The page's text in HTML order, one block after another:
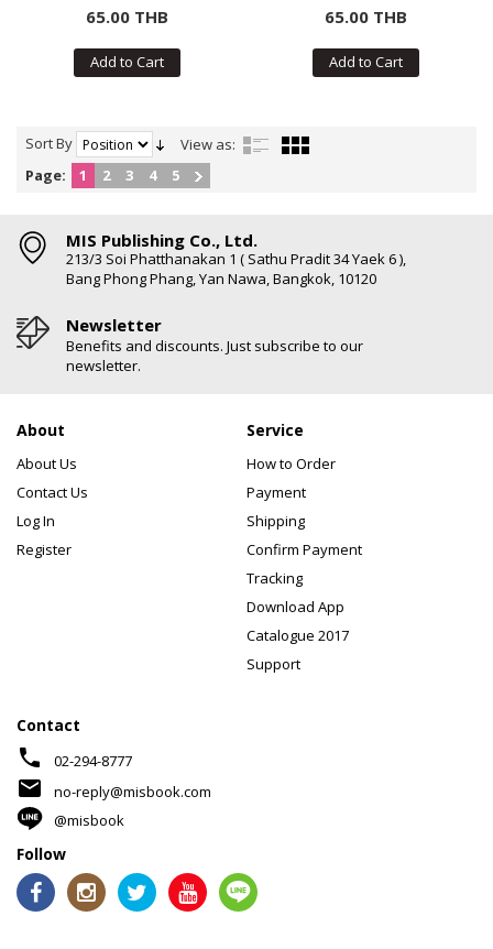
65.00 THB
Add to Cart
65.00 THB
Add to Cart
Sort By
View as:
Page:
1 2 3 4 5
MIS Publishing Co., Ltd.
213/3 Soi Phatthanakan 1 ( Sathu Pradit 34 Yaek 6 ),
Bang Phong Phang, Yan Nawa, Bangkok, 10120
Newsletter
Benefits and discounts. Just subscribe to our
newsletter.
About
About Us
Contact Us
Log In
Register
Service
How to Order
Payment
Shipping
Confirm Payment
Tracking
Download App
Catalogue 2017
Support
Contact
phone 02-294-8777
mail
no-reply@misbook.com
@misbook
Follow